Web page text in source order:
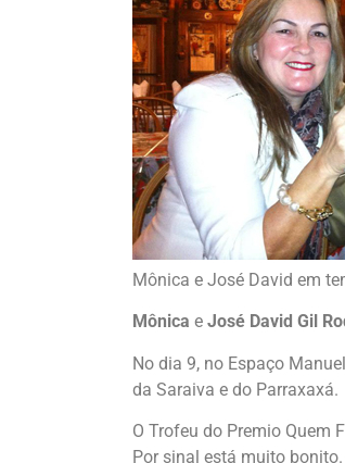
Mônica e José David em
Mônica e José David Gil
No dia 9, no Espaço
da Saraiva e do Parraxaxá.
O Trofeu do Premio Quem
Por sinal está muito bonito.